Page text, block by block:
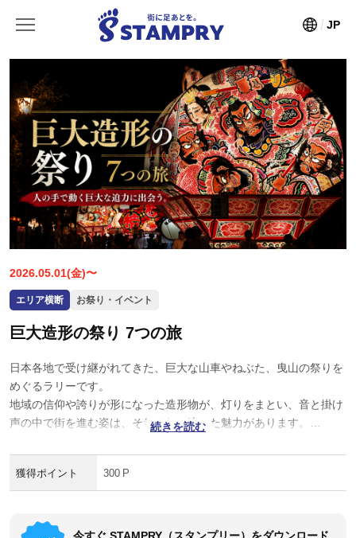
JP
2026.05.01(金)〜
エリア横断 お祭り・イベント
巨大造形の祭り 7つの旅
日本各地で受け継がれてきた、巨大な山車やねぶた、曳山の祭りを
めぐるラリーです。
地域の信仰や誇りが形になった造形物が、灯りをまとい、音と掛け
声の中で街を進む姿は、それぞれに違った魅力があります。
の迫力と熱気を体感できます。
続きを読む
獲得ポイント 300 P
今すぐ STAMPRY（スタンプリー）をダウンロード